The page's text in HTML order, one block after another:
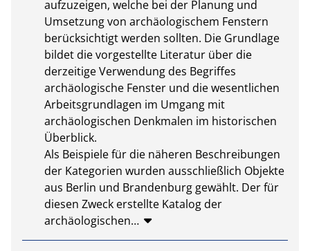
aufzuzeigen, welche bei der Planung und
Umsetzung von archäologischem Fenstern
berücksichtigt werden sollten. Die Grundlage
bildet die vorgestellte Literatur über die
derzeitige Verwendung des Begriffes
archäologische Fenster und die wesentlichen
Arbeitsgrundlagen im Umgang mit
archäologischen Denkmalen im historischen
Überblick.
Als Beispiele für die näheren Beschreibungen
der Kategorien wurden ausschließlich Objekte
aus Berlin und Brandenburg gewählt. Der für
diesen Zweck erstellte Katalog der
archäologischen…